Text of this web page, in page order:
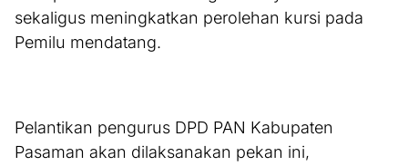
sekaligus meningkatkan perolehan kursi pada
Pemilu mendatang.
Pelantikan pengurus DPD PAN Kabupaten
Pasaman akan dilaksanakan pekan ini,